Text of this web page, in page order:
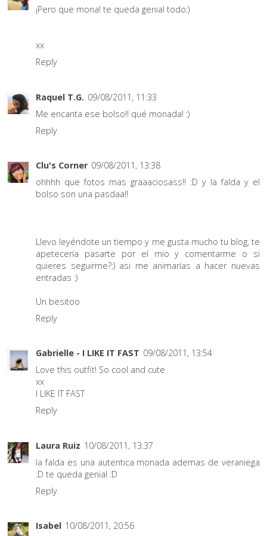
¡Pero que mona! te queda genial todo:)
xx
Reply
Raquel T.G. 09/08/2011, 11:33
Me encanta ese bolso!! qué monada! :)
Reply
Clu's Corner 09/08/2011, 13:38
ohhhh que fotos mas graaaciosass!! :D y la falda y el
bolso son una pasdaa!!
Llevo leyéndote un tiempo y me gusta mucho tu blog, te
apetecería pasarte por el mio y comentarme o si
quieres seguirme?:) asi me animarías a hacer nuevas
entradas :)
Un besitoo
Reply
Gabrielle - I LIKE IT FAST 09/08/2011, 13:54
Love this outfit! So cool and cute
xx
I LIKE IT FAST
Reply
Laura Ruiz 10/08/2011, 13:37
la falda es una autentica monada ademas de veraniega
:D te queda genial :D
Reply
Isabel 10/08/2011, 20:56